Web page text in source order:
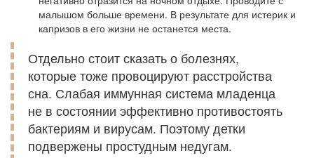
малышом больше времени. В результате для истерик и
капризов в его жизни не останется места.
Отдельно стоит сказать о болезнях,
которые тоже провоцируют расстройства
сна. Слабая иммунная система младенца
не в состоянии эффективно противостоять
бактериям и вирусам. Поэтому детки
подвержены простудным недугам.